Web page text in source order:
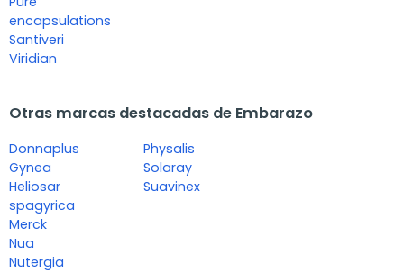
encapsulations
Santiveri
Viridian
Otras marcas destacadas de Embarazo
Donnaplus
Gynea
Heliosar
spagyrica
Merck
Nua
Nutergia
Physalis
Solaray
Suavinex